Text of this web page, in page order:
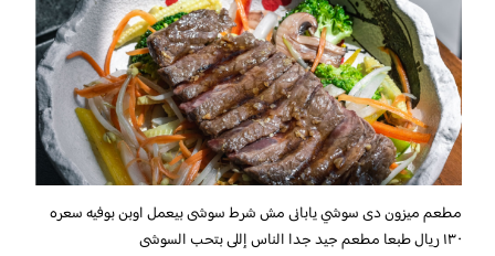
مطعم ميزون دى سوشي يابانى مش شرط سوشى بيعمل اوبن بوفيه سعره
١٣٠ ريال طبعا مطعم جيد جدا الناس إللى بتحب السوشى